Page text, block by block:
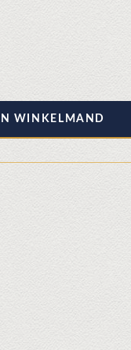
IN WINKELMAND